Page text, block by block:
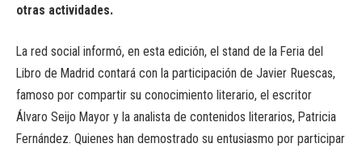
otras actividades.
La red social informó, en esta edición, el stand de la Feria del
Libro de Madrid contará con la participación de Javier Ruescas,
famoso por compartir su conocimiento literario, el escritor
Álvaro Seijo Mayor y la analista de contenidos literarios, Patricia
Fernández. Quienes han demostrado su entusiasmo por participar